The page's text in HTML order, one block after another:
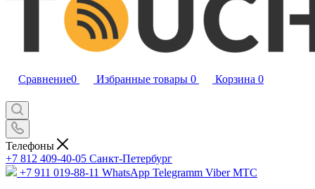
Сравнение0 Избранные товары 0 Корзина 0
Телефоны
+7 812 409-40-05 Санĸт-Петербург
+7 911 019-88-11 WhatsApp Telegramm Viber МТС